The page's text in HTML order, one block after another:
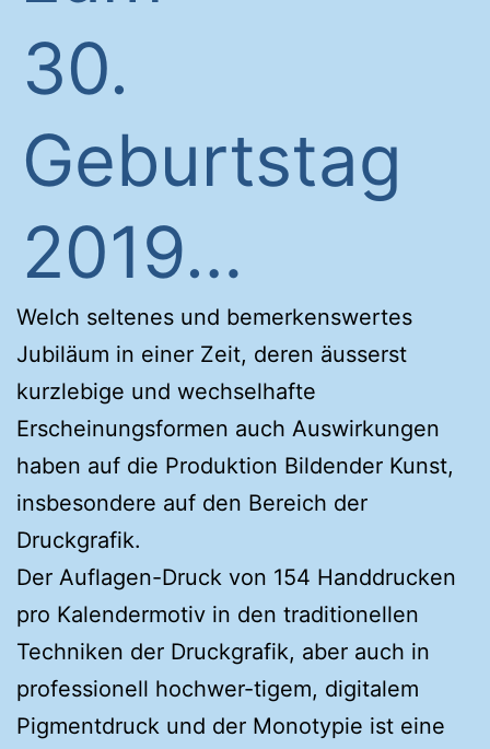
30.
Geburtstag
2019…
Welch seltenes und bemerkenswertes
Jubiläum in einer Zeit, deren äusserst
kurzlebige und wechselhafte
Erscheinungsformen auch Auswirkungen
haben auf die Produktion Bildender Kunst,
insbesondere auf den Bereich der
Druckgrafik.
Der Auflagen-Druck von 154 Handdrucken
pro Kalendermotiv in den traditionellen
Techniken der Druckgrafik, aber auch in
professionell hochwer-tigem, digitalem
Pigmentdruck und der Monotypie ist eine